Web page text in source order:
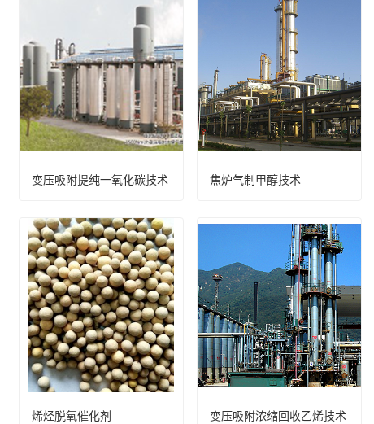
变压吸附提纯一氧化碳技术 焦炉气制甲醇技术
烯烃脱氧催化剂 变压吸附浓缩回收乙烯技术